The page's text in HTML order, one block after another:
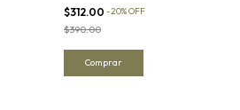
$312.00 -20%OFF
$390.00